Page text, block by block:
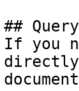
##
If you